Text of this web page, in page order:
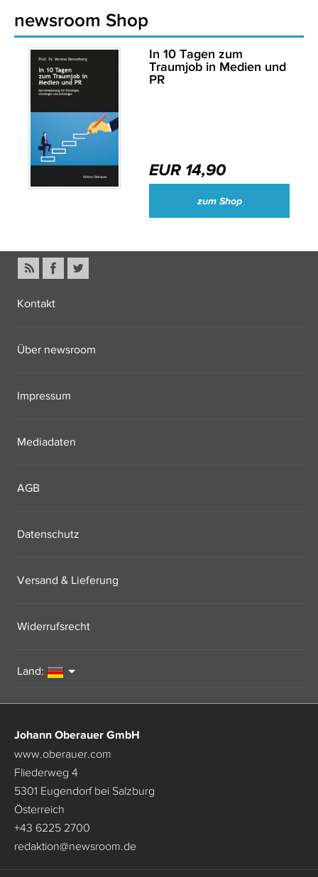
newsroom Shop
In 10 Tagen zum
Traumjob in Medien und
PR
EUR 14,90
zum Shop
Kontakt
Über newsroom
Impressum
Mediadaten
AGB
Datenschutz
Versand & Lieferung
Widerrufsrecht
Land:
Johann Oberauer GmbH
www.oberauer.com
Fliederweg 4
5301 Eugendorf bei Salzburg
Österreich
+43 6225 2700
redaktion@newsroom.de